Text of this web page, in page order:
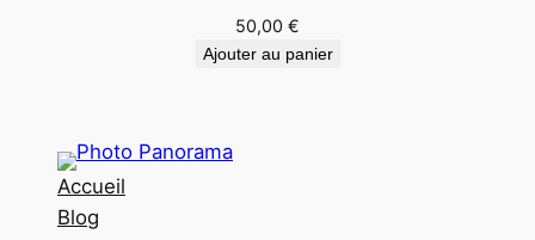
50,00 €
Ajouter au panier
Accueil
Blog